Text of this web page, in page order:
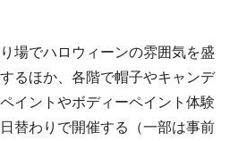
場でハロウィーンの雰囲気を盛
るほか、各階で帽子やキャンデ
イントやボディーペイント体験
替わりで開催する（一部は事前